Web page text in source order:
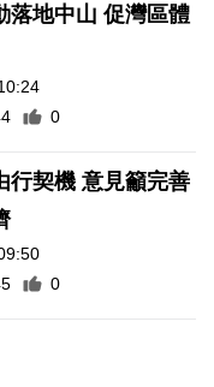
落地中山 促灣區體
0
行契機 意見籲完善
0